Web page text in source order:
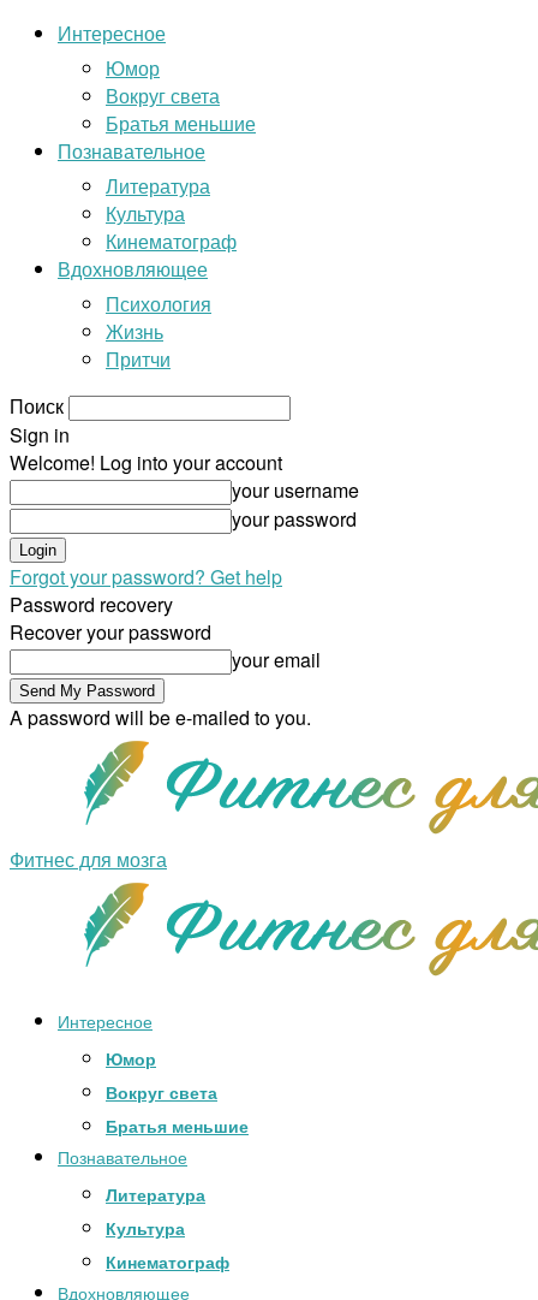
Интересное
Юмор
Вокруг света
Братья меньшие
Познавательное
Литература
Культура
Кинематограф
Вдохновляющее
Психология
Жизнь
Притчи
Поиск
Sign in
Welcome! Log into your account
your username
your password
Forgot your password? Get help
Password recovery
Recover your password
your email
A password will be e-mailed to you.
Фитнес для мозга
Интересное
Юмор
Вокруг света
Братья меньшие
Познавательное
Литература
Культура
Кинематограф
Вдохновляющее